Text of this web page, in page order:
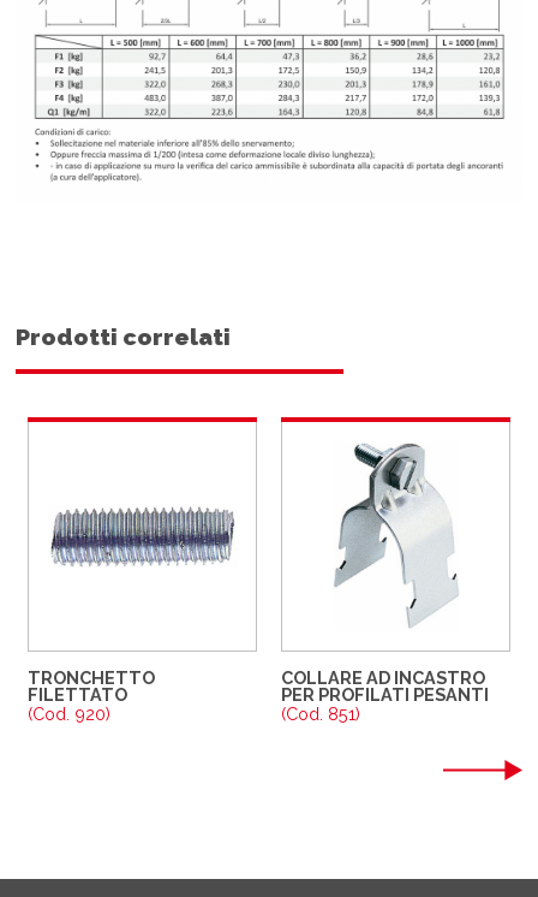
Prodotti correlati
TRONCHETTO
FILETTATO
(Cod. 920)
COLLARE AD INCASTRO
PER PROFILATI PESANTI
(Cod. 851)